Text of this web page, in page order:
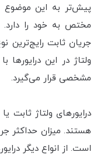
پیش‌تر به این موضوع
مختص به خود را
جریان ثابت رایج‌ترین
ولتاژ در این
مشخصی قرار می‌گیرد.
هستند. میزان حداکثر